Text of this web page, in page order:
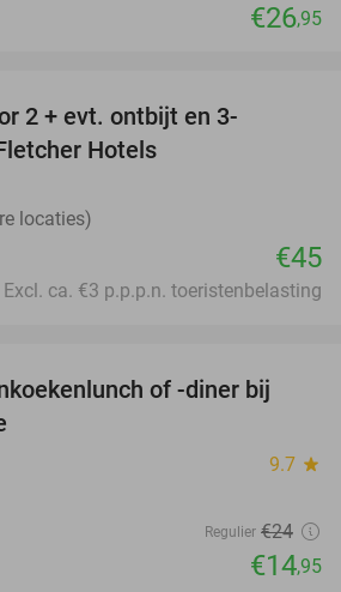
€26,95
2 + evt. ontbijt en 3-
Hotels
locaties)
€45
Excl. ca. €3 p.p.p.n. toeristenbelasting
38%
of -diner bij
9.7 star
Regulier €24
€14,95